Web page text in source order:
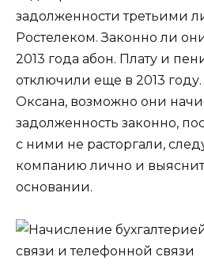
задолженности третьими
Ростелеком. Законно ли
2013 года абон. Плату и
отключили еще в 2013 году.
Оксана, возможно они
задолженность законно,
с ними не расторгали,
компанию лично и
основании.